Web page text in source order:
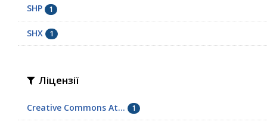
SHP 1
SHX 1
Ліцензії
Creative Commons At... 1